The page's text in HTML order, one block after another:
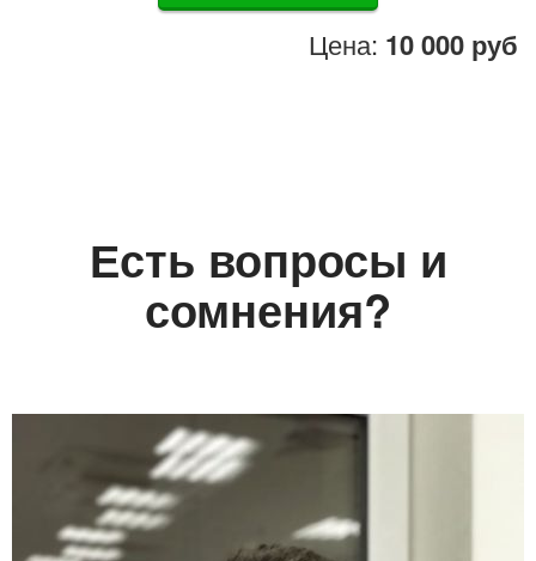
Цена: 10 000 руб
Есть вопросы и
сомнения?